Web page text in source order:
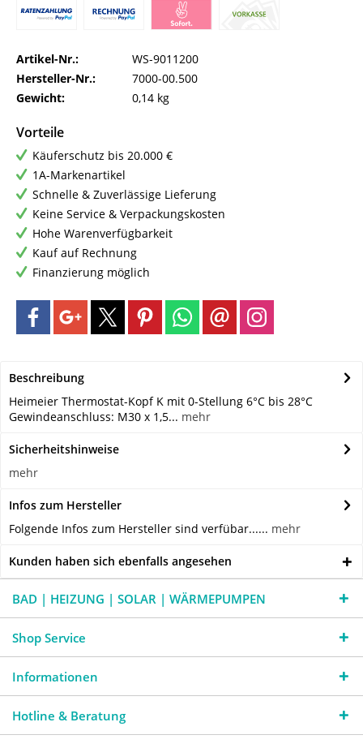
Artikel-Nr.:
WS-9011200
Hersteller-Nr.:
7000-00.500
Gewicht:
0,14 kg
Vorteile
Käuferschutz bis 20.000 €
1A-Markenartikel
Schnelle & Zuverlässige Lieferung
Keine Service & Verpackungskosten
Hohe Warenverfügbarkeit
Kauf auf Rechnung
Finanzierung möglich
Beschreibung
Heimeier Thermostat-Kopf K mit 0-Stellung 6°C bis 28°C
Gewindeanschluss: M30 x 1,5... mehr
Sicherheitshinweise
mehr
Infos zum Hersteller
Folgende Infos zum Hersteller sind verfübar...... mehr
Kunden haben sich ebenfalls angesehen
BAD | HEIZUNG | SOLAR | WÄRMEPUMPEN
Shop Service
Informationen
Hotline & Beratung